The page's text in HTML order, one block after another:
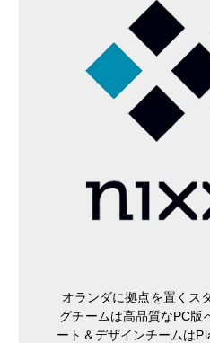
オランダに拠点を置くス
グチームは高品質なPC版
ート＆デザインチームは